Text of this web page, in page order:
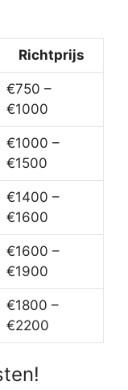
Richtprijs
€750 –
€1000
€1000 –
€1500
€1400 –
€1600
€1600 –
€1900
€1800 –
€2200